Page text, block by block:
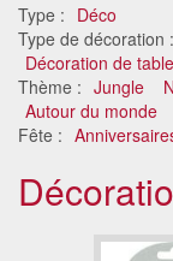
Type : Déco
Type de décoration :
Décoration de
Thème : Jungle
Autour du monde
Fête :